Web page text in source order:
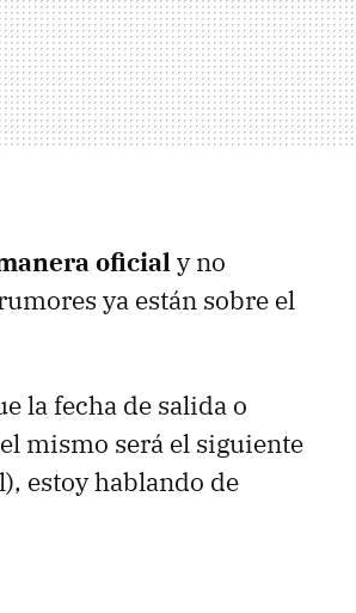
oficialy no
ya están sobre el
la fecha de salida o
mismo será el siguiente
estoy hablando de